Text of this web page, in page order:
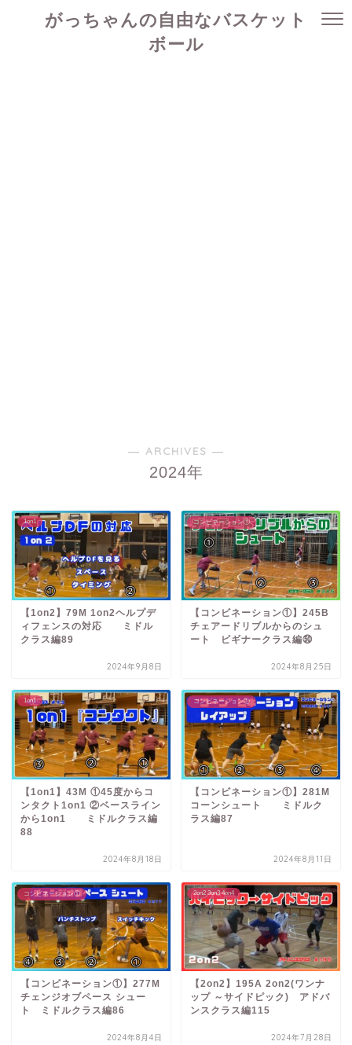
がっちゃんの自由なバスケット
ボール
― ARCHIVES ―
2024年
1on1
【1on2】79M 1on2ヘルプデ
ィフェンスの対応 ミドル
クラス編89
2024年9月8日
コンビネーション①
【コンビネーション①】245B
チェアードリブルからのシュ
ート ビギナークラス編㊿
2024年8月25日
1on1
【1on1】43M ①45度からコ
ンタクト1on1 ②ベースライン
から1on1 ミドルクラス編
88
2024年8月18日
コンビネーション①
【コンビネーション①】281M
コーンシュート ミドルク
ラス編87
2024年8月11日
コンビネーション①
【コンビネーション①】277M
チェンジオブペース シュー
ト ミドルクラス編86
2024年8月4日
2on2 3on3 4on4
【2on2】195A 2on2(ワンナ
ップ ～サイドピック) アドバ
ンスクラス編115
2024年7月28日